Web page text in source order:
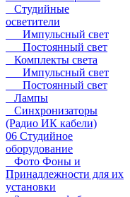
Студийные
осветители
Импульсный свет
Постоянный свет
Комплекты света
Импульсный свет
Постоянный свет
Лампы
Синхронизаторы
(Радио ИК кабели)
06 Студийное
оборудование
Фото Фоны и
Принадлежности для их
установки